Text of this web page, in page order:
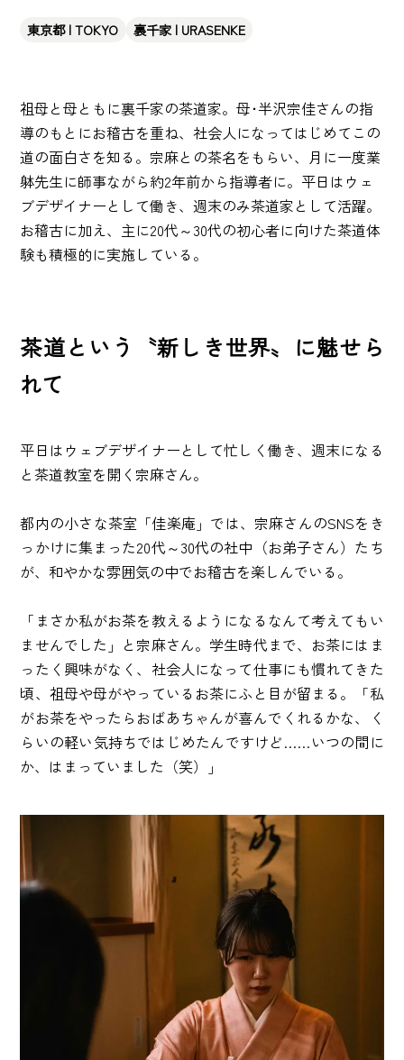
東京都 | TOKYO 裏千家 | URASENKE
祖母と母ともに裏千家の茶道家。母･半沢宗佳さんの指
導のもとにお稽古を重ね、社会人になってはじめてこの
道の面白さを知る。宗麻との茶名をもらい、月に一度業
躰先生に師事ながら約2年前から指導者に。平日はウェ
ブデザイナーとして働き、週末のみ茶道家として活躍。
お稽古に加え、主に20代～30代の初心者に向けた茶道体
験も積極的に実施している。
茶道という〝新しき世界〟に魅せら
れて
平日はウェブデザイナーとして忙しく働き、週末になる
と茶道教室を開く宗麻さん。
都内の小さな茶室「佳楽庵」では、宗麻さんのSNSをき
っかけに集まった20代～30代の社中（お弟子さん）たち
が、和やかな雰囲気の中でお稽古を楽しんでいる。
「まさか私がお茶を教えるようになるなんて考えてもい
ませんでした」と宗麻さん。学生時代まで、お茶にはま
ったく興味がなく、社会人になって仕事にも慣れてきた
頃、祖母や母がやっているお茶にふと目が留まる。「私
がお茶をやったらおばあちゃんが喜んでくれるかな、く
らいの軽い気持ちではじめたんですけど……いつの間に
か、はまっていました（笑）」